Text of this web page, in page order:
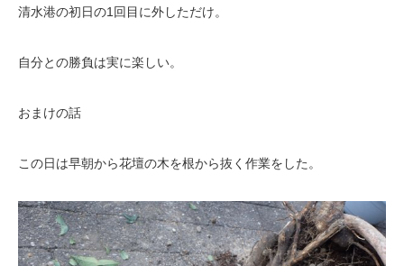
清水港の初日の1回目に外しただけ。
自分との勝負は実に楽しい。
おまけの話
この日は早朝から花壇の木を根から抜く作業をした。